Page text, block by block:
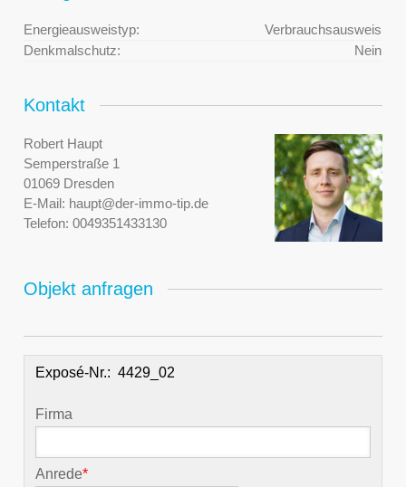
Energieausweistyp:
Verbrauchsausweis
Denkmalschutz:
Nein
Kontakt
Robert Haupt
Semperstraße 1
01069 Dresden
E-Mail: haupt@der-immo-tip.de
Telefon: 0049351433130
Objekt anfragen
Exposé-Nr.:
Firma
Anrede*